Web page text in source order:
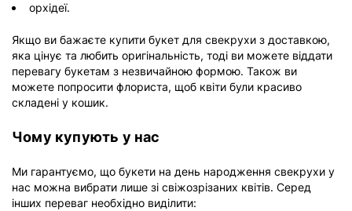
орхідеї.
Якщо ви бажаєте купити букет для свекрухи з доставкою,
яка цінує та любить оригінальність, тоді ви можете віддати
перевагу букетам з незвичайною формою. Також ви
можете попросити флориста, щоб квіти були красиво
складені у кошик.
Чому купують у нас
Ми гарантуємо, що букети на день народження свекрухи у
нас можна вибрати лише зі свіжозрізаних квітів. Серед
інших переваг необхідно виділити: